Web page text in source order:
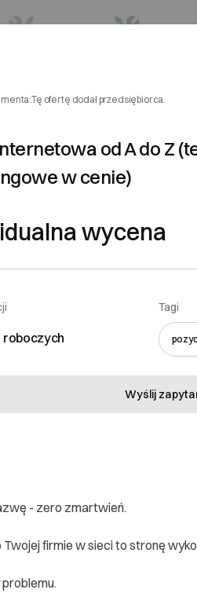
Tę ofertę dodał przedsiębiorca.
od A do Z
w cenie)
wycena
roboczych
Tagi
Wyślij
- zero zmartwień.
firmie w sieci to stronę